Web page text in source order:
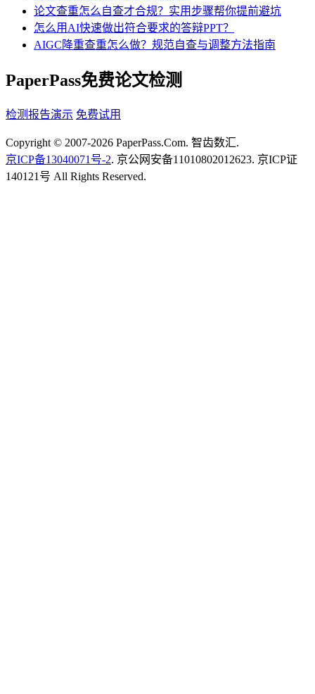
论文查重怎么自查才合规？实用步骤帮你提前避坑
怎么用AI快速做出符合要求的答辩PPT？
AIGC降重查重怎么做？规范自查与调整方法指南
PaperPass免费论文检测
检测报告演示 免费试用
Copyright © 2007-2026 PaperPass.Com. 智齿数汇.
京ICP备13040071号-2. 京公网安备11010802012623. 京ICP证
140121号 All Rights Reserved.